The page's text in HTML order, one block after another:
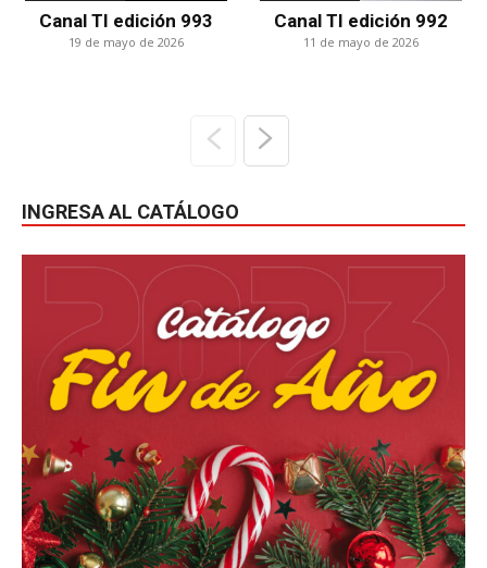
Canal TI edición 993
19 de mayo de 2026
Canal TI edición 992
11 de mayo de 2026
INGRESA AL CATÁLOGO